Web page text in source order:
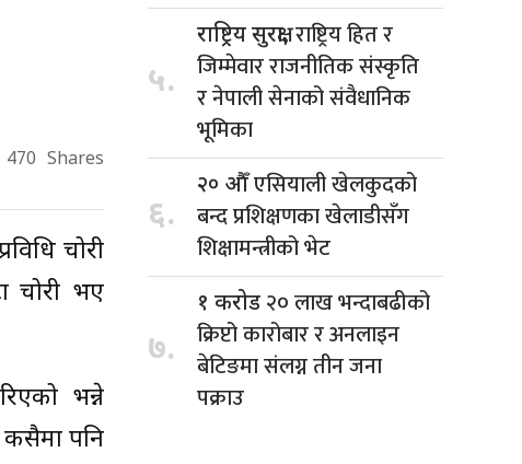
470 Shares
चोरी
चोरी भए
भन्ने
कसैमा पनि
५.
राष्ट्रिय सुरक्षा,राष्ट्रिय हित र
जिम्मेवार राजनीतिक संस्कृति
र नेपाली सेनाको संवैधानिक
भूमिका
६.
२० औँएसियाली खेलकुदको
बन्द प्रशिक्षणका खेलाडीसँग
शिक्षामन्त्रीको भेट
७.
१ करोड २० लाख भन्दाबढीको
क्रिप्टो कारोबार र अनलाइन
बेटिङमा संलग्न तीन जना
पक्राउ